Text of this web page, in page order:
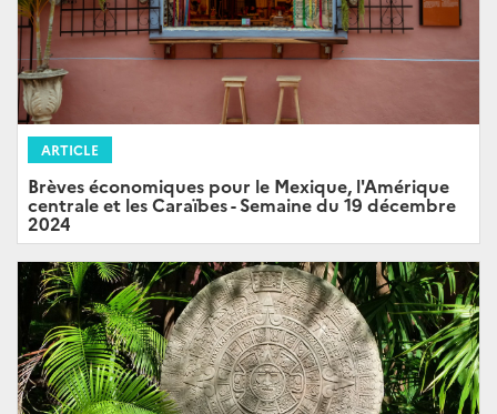
ARTICLE
Brèves économiques pour le Mexique, l'Amérique
centrale et les Caraïbes - Semaine du 19 décembre
2024